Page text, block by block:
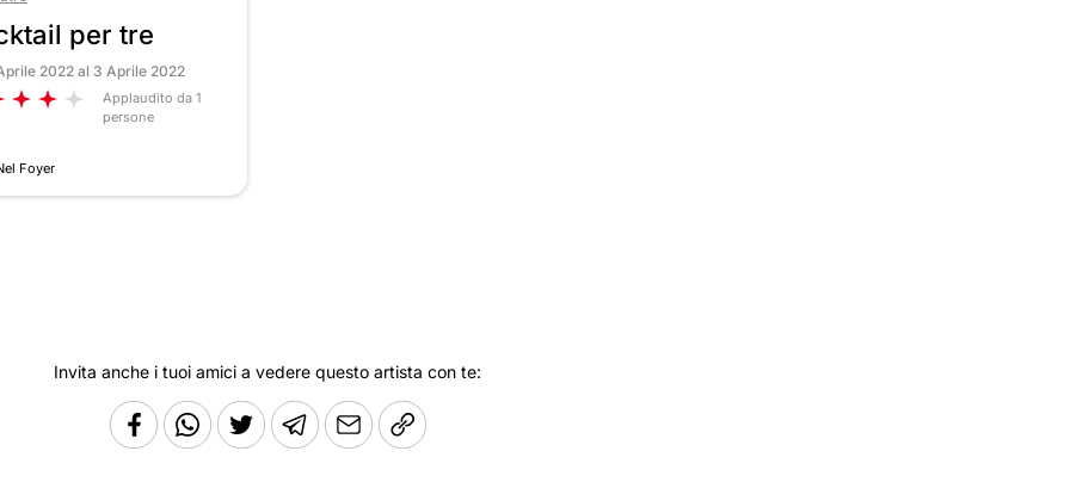
per tre
2022 al 3 Aprile 2022
Applaudito da 1
persone
Foyer
Invita anche i tuoi amici a vedere questo artista con te: